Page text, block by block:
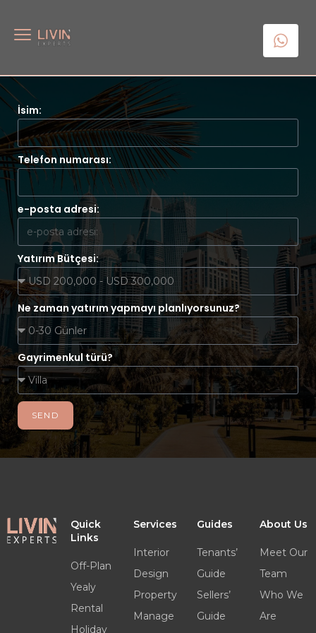
İsim:
Telefon numarası:
e-posta adresi:
Yatırım Bütçesi:
Ne zaman yatırım yapmayı planlıyorsunuz?
Gayrimenkul türü?
SEND
Quick
Links
Off-Plan
Yealy
Rental
Holiday
Services
Interior
Design
Property
Manage
Guides
Tenants’
Guide
Sellers’
Guide
About Us
Meet Our
Team
Who We
Are